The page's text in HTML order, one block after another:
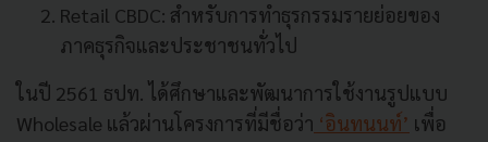
Retail CBDC: สำหรับการทำธุรกรรมรายย่อยของ
ภาคธุรกิจและประชาชนทั่วไป
ในปี 2561 ธปท. ได้ศึกษาและพัฒนาการใช้งานรูปแบบ
Wholesale แล้วผ่านโครงการที่มีชื่อว่า ‘อินทนนท์’ เพื่อ